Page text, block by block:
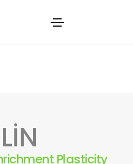
Plasticity